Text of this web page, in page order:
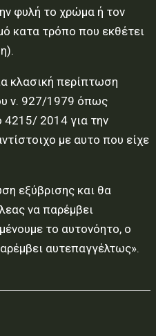
φυλή το χρώμα ή τον
κατα τρόπο που εκθέτει
κλασική περίπτωση
ν. 927/1979 όπως
4215/ 2014 για την
με αυτο που είχε
εξύβρισης και θα
να παρέμβει
το αυτονόητο, ο
αυτεπαγγέλτως».